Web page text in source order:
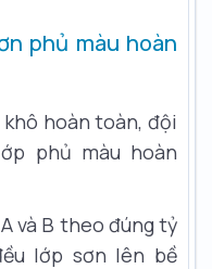
phủ màu hoàn
hoàn toàn, đội
phủ màu hoàn
và B theo đúng tỷ
lớp sơn lên bề